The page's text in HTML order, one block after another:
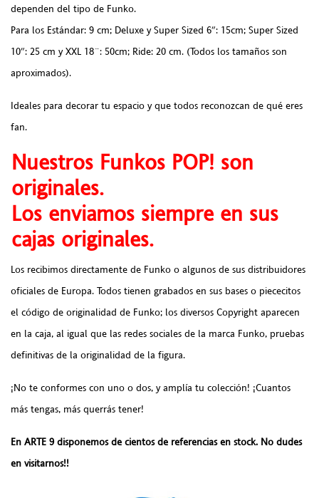
dependen del tipo de Funko.
Para los Estándar: 9 cm; Deluxe y Super Sized 6″: 15cm; Super Sized
10″: 25 cm y XXL 18¨: 50cm; Ride: 20 cm. (Todos los tamaños son
aproximados).
Ideales para decorar tu espacio y que todos reconozcan de qué eres
fan.
Nuestros Funkos POP! son
originales.
Los enviamos siempre en sus
cajas originales.
Los recibimos directamente de Funko o algunos de sus distribuidores
oficiales de Europa. Todos tienen grabados en sus bases o piececitos
el código de originalidad de Funko; los diversos Copyright aparecen
en la caja, al igual que las redes sociales de la marca Funko, pruebas
definitivas de la originalidad de la figura.
¡No te conformes con uno o dos, y amplía tu colección! ¡Cuantos
más tengas, más querrás tener!
En ARTE 9 disponemos de cientos de referencias en stock. No dudes
en visitarnos!!